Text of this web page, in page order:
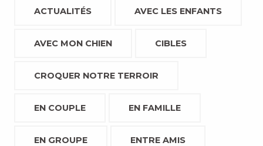
ACTUALITÉS AVEC LES ENFANTS
AVEC MON CHIEN CIBLES
CROQUER NOTRE TERROIR
EN COUPLE EN FAMILLE
EN GROUPE ENTRE AMIS